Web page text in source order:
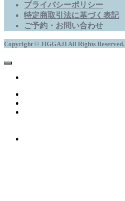
プライバシーポリシー
特定商取引法に基づく表記
ご予約・お問い合わせ
Copyright © JIGGAJI All Rights Reserved.